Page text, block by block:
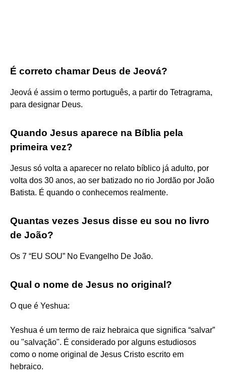
É correto chamar Deus de Jeová?
Jeová é assim o termo português, a partir do Tetragrama,
para designar Deus.
Quando Jesus aparece na Bíblia pela
primeira vez?
Jesus só volta a aparecer no relato bíblico já adulto, por
volta dos 30 anos, ao ser batizado no rio Jordão por João
Batista. É quando o conhecemos realmente.
Quantas vezes Jesus disse eu sou no livro
de João?
Os 7 “EU SOU” No Evangelho De João.
Qual o nome de Jesus no original?
O que é Yeshua:
Yeshua é um termo de raiz hebraica que significa “salvar”
ou "salvação". É considerado por alguns estudiosos
como o nome original de Jesus Cristo escrito em
hebraico.